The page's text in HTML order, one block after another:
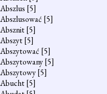
Abszlus [5]
Abszlusować [5]
Absznit[5]
Abszyt[5]
Abszytować [5]
Abszytowany[5]
Abszytowy[5]
Abucht[5]